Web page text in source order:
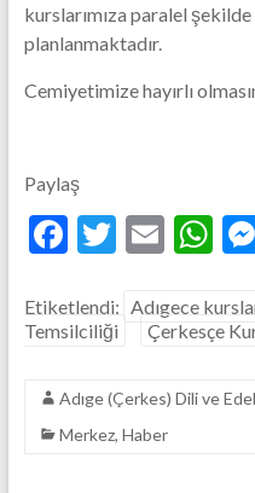
kurslarımıza paralel
planlanmaktadır.
Cemiyetimize hayırlı
Paylaş
F
e
b
o
o
T
itt
er
E
ai
l
W
at
s
A
Etiketlendi: Adıgece
Temsilciliği
Çerkesçe
Adıge (Çerkes) Dili ve
Merkez, Haber